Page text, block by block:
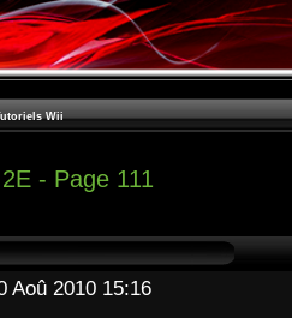
Wii
- Page 111
Aoû 2010 15:16